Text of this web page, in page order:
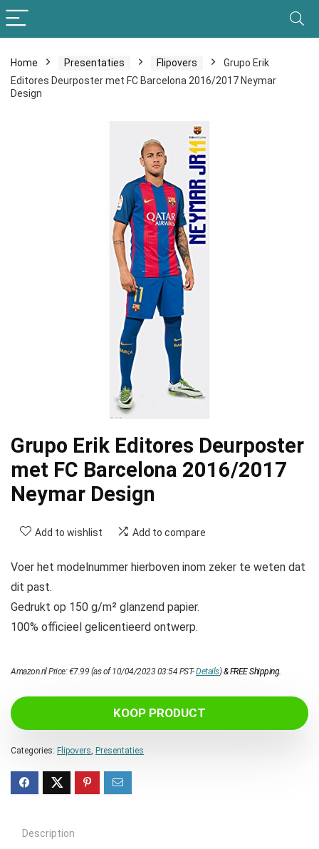
Home Presentaties Flipovers
Grupo Erik
Editores Deurposter met FC Barcelona 2016/2017 Neymar
Design
Grupo Erik Editores Deurposter
met FC Barcelona 2016/2017
Neymar Design
Add to wishlist Add to compare
Voer het modelnummer hierboven inom zeker te weten dat
dit past.
Gedrukt op 150 g/m² glanzend papier.
100% officieel gelicentieerd ontwerp.
Amazon.nl Price:€7.99 (as of 10/04/2023 03:54 PST-Details)&FREE Shipping.
KOOP PRODUCT
Categories: Flipovers, Presentaties
Description